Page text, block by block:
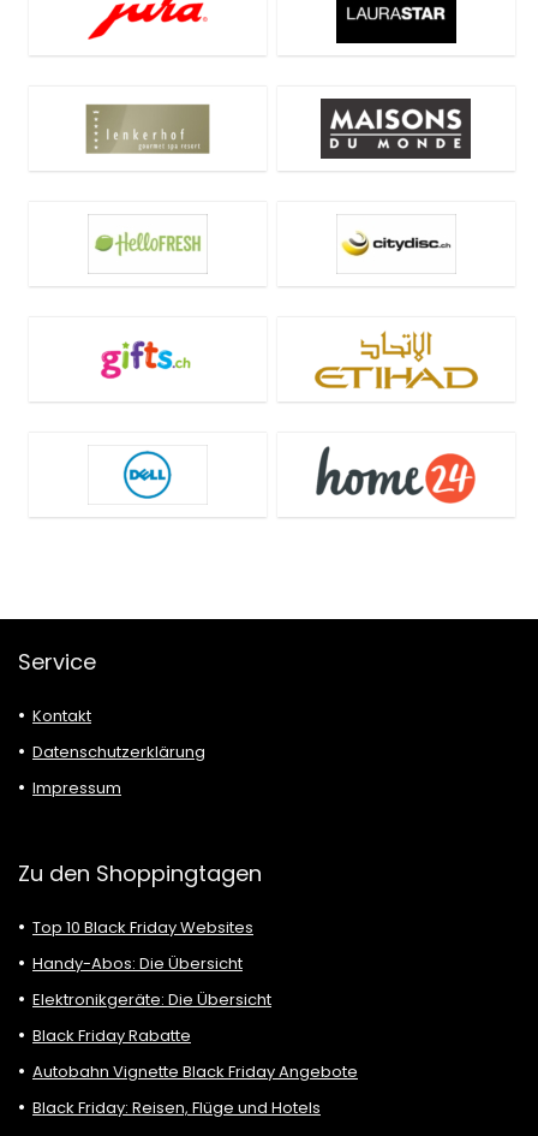
Service
Kontakt
Datenschutzerklärung
Impressum
Zu den Shoppingtagen
Top 10 Black Friday Websites
Handy-Abos: Die Übersicht
Elektronikgeräte: Die Übersicht
Black Friday Rabatte
Autobahn Vignette Black Friday Angebote
Black Friday: Reisen, Flüge und Hotels